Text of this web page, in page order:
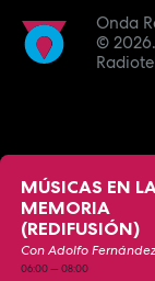
Onda
© 2026.
MÚSICAS EN
MEMORIA
(REDIFUSIÓN)
Con Adolfo
06:00—08:00